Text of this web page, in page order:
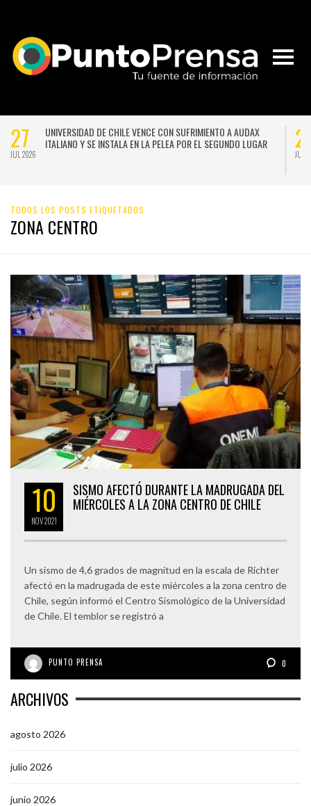
27
JUL 2026
UNIVERSIDAD DE CHILE VENCE CON SUFRIMIENTO A AUDAX
ITALIANO Y SE INSTALA EN LA PELEA POR EL SEGUNDO LUGAR
JUL
TODOS LOS POSTS ETIQUETADOS
ZONA CENTRO
10
NOV2021
SISMO AFECTÓ DURANTE LA MADRUGADA DEL
MIÉRCOLES A LA ZONA CENTRO DE CHILE
Un sismo de 4,6 grados de magnitud en la escala de Richter
afectó en la madrugada de este miércoles a la zona centro de
Chile, según informó el Centro Sismológico de la Universidad
de Chile. El temblor se registró a
PUNTO PRENSA 0
ARCHIVOS
agosto 2026
julio 2026
junio 2026